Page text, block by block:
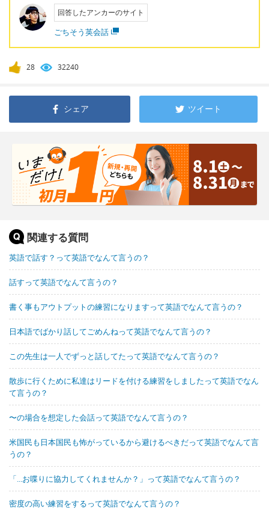
回答したアンカーのサイト
ごちそう英会話
28 32240
シェア ツイート
関連する質問
英語で話す？って英語でなんて言うの？
話すって英語でなんて言うの？
書く事もアウトプットの練習になりますって英語でなんて言うの？
日本語でばかり話してごめんねって英語でなんて言うの？
この先生は一人でずっと話してたって英語でなんて言うの？
散歩に行くために私達はリードを付ける練習をしましたって英語でなん
て言うの？
〜の場合を想定した会話って英語でなんて言うの？
米国民も日本国民も怖がっているから避けるべきだって英語でなんて言
うの？
「...お喋りに協力してくれませんか？」って英語でなんて言うの？
密度の高い練習をするって英語でなんて言うの？